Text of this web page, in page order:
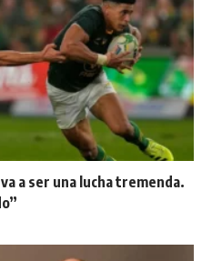
a ser una lucha tremenda.